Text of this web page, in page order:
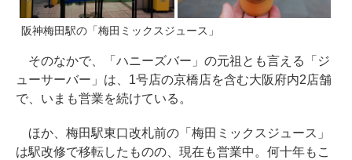
阪神梅田駅の「梅田ミックスジュース」
そのなかで、「ハニーズバー」の元祖とも言える「ジ
ューサーバー」は、1号店の京橋店を含む大阪府内2店舗
で、いまも営業を続けている。
ほか、梅田駅東口改札前の「梅田ミックスジュース」
は駅改修で移転したものの、現在も営業中。何十年もこ